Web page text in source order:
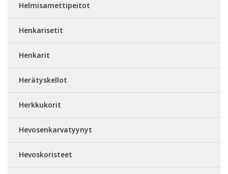
Helmisamettipeitot
Henkarisetit
Henkarit
Herätyskellot
Herkkukorit
Hevosenkarvatyynyt
Hevoskoristeet